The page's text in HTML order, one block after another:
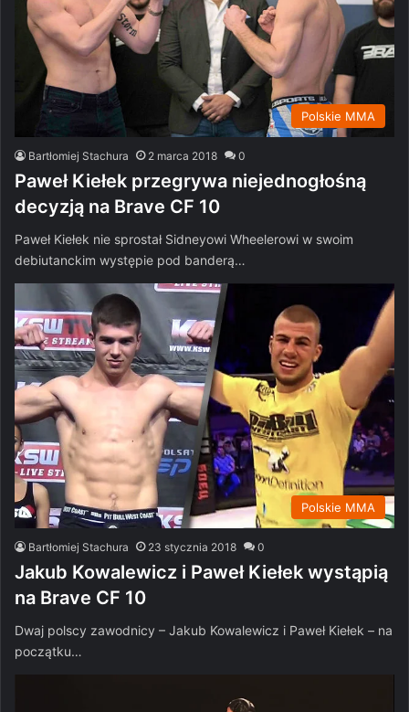
Polskie MMA
Bartłomiej Stachura 2 marca 2018 0
Paweł Kiełek przegrywa niejednogłośną
decyzją na Brave CF 10
Paweł Kiełek nie sprostał Sidneyowi Wheelerowi w swoim
debiutanckim występie pod banderą…
Polskie MMA
Bartłomiej Stachura 23 stycznia 2018 0
Jakub Kowalewicz i Paweł Kiełek wystąpią
na Brave CF 10
Dwaj polscy zawodnicy – Jakub Kowalewicz i Paweł Kiełek – na
początku…